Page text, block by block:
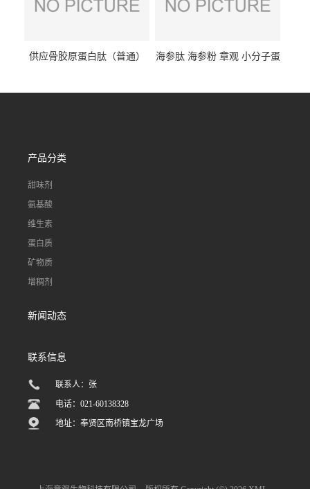
供应骨胶原蛋白肽（普通）
海参肽 海参粉 章观 小分子蛋
产品分类
甜味剂
氨基酸
维生素
蛋白质
矿物质
增稠剂
新闻动态
联系信息
联系人：张
电话：021-60138328
地址：奉贤区南桥镇宝龙广场